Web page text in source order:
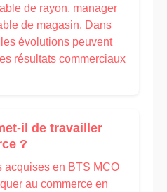
de rayon, manager
de magasin. Dans
évolutions peuvent
résultats commerciaux
il de travailler
?
acquises en BTS MCO
au commerce en